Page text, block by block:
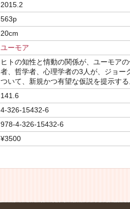
2015.2
563p
20cm
ユーモア
ヒトの知性と情動の関係が、ユーモア
者、哲学者、心理学者の3人が、ジョ
ついて、新規かつ有望な仮説を提示す
141.6
4-326-15432-6
978-4-326-15432-6
¥3500